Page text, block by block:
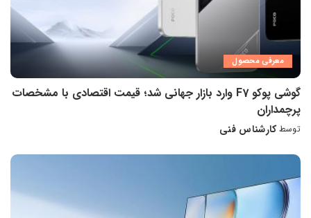
معرفی محصول
گوشی پوکو F7 وارد بازار جهانی شد؛ قیمت اقتصادی با مشخصات
پرچمداران
ارسال
توسط
توسطکارشناس فنی